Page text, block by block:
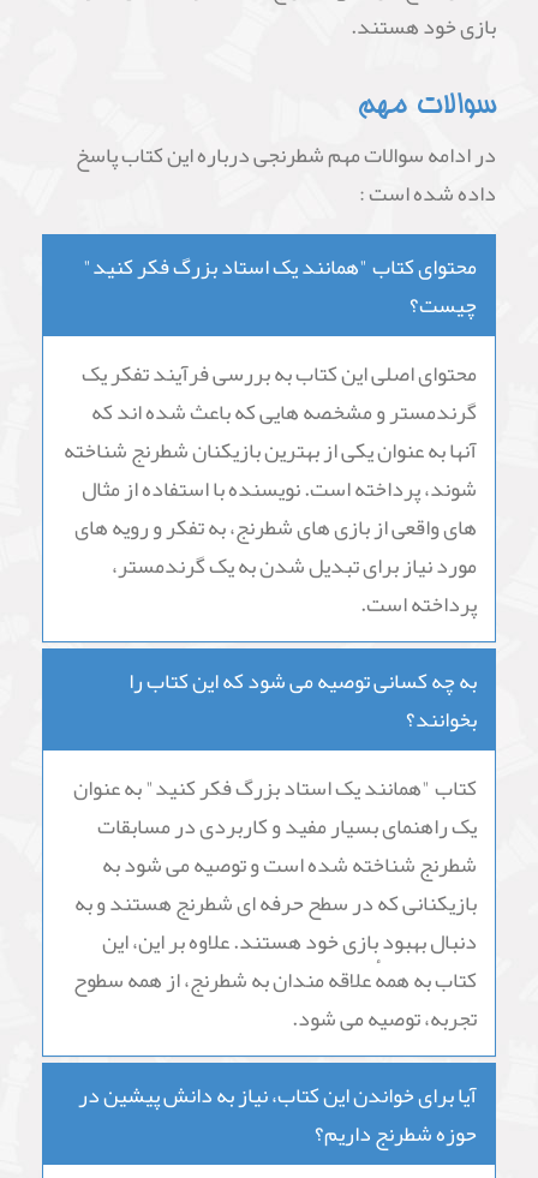
بازی خود هستند.
سوالات مهم
در ادامه سوالات مهم شطرنجی درباره این کتاب پاسخ
داده شده است :
محتوای کتاب "همانند یک استاد بزرگ فکر کنید"
چیست؟
محتوای اصلی این کتاب به بررسی فرآیند تفکر یک
گرندمستر و مشخصه هایی که باعث شده اند که
آنها به عنوان یکی از بهترین بازیکنان شطرنج شناخته
شوند، پرداخته است. نویسنده با استفاده از مثال
های واقعی از بازی های شطرنج، به تفکر و رویه های
مورد نیاز برای تبدیل شدن به یک گرندمستر،
پرداخته است.
به چه کسانی توصیه می شود که این کتاب را
بخوانند؟
کتاب "همانند یک استاد بزرگ فکر کنید" به عنوان
یک راهنمای بسیار مفید و کاربردی در مسابقات
شطرنج شناخته شده است و توصیه می شود به
بازیکنانی که در سطح حرفه ای شطرنج هستند و به
دنبال بهبود بازی خود هستند. علاوه بر این، این
کتاب به همهٔ علاقه مندان به شطرنج، از همه سطوح
تجربه، توصیه می شود.
آیا برای خواندن این کتاب، نیاز به دانش پیشین در
حوزه شطرنج داریم؟